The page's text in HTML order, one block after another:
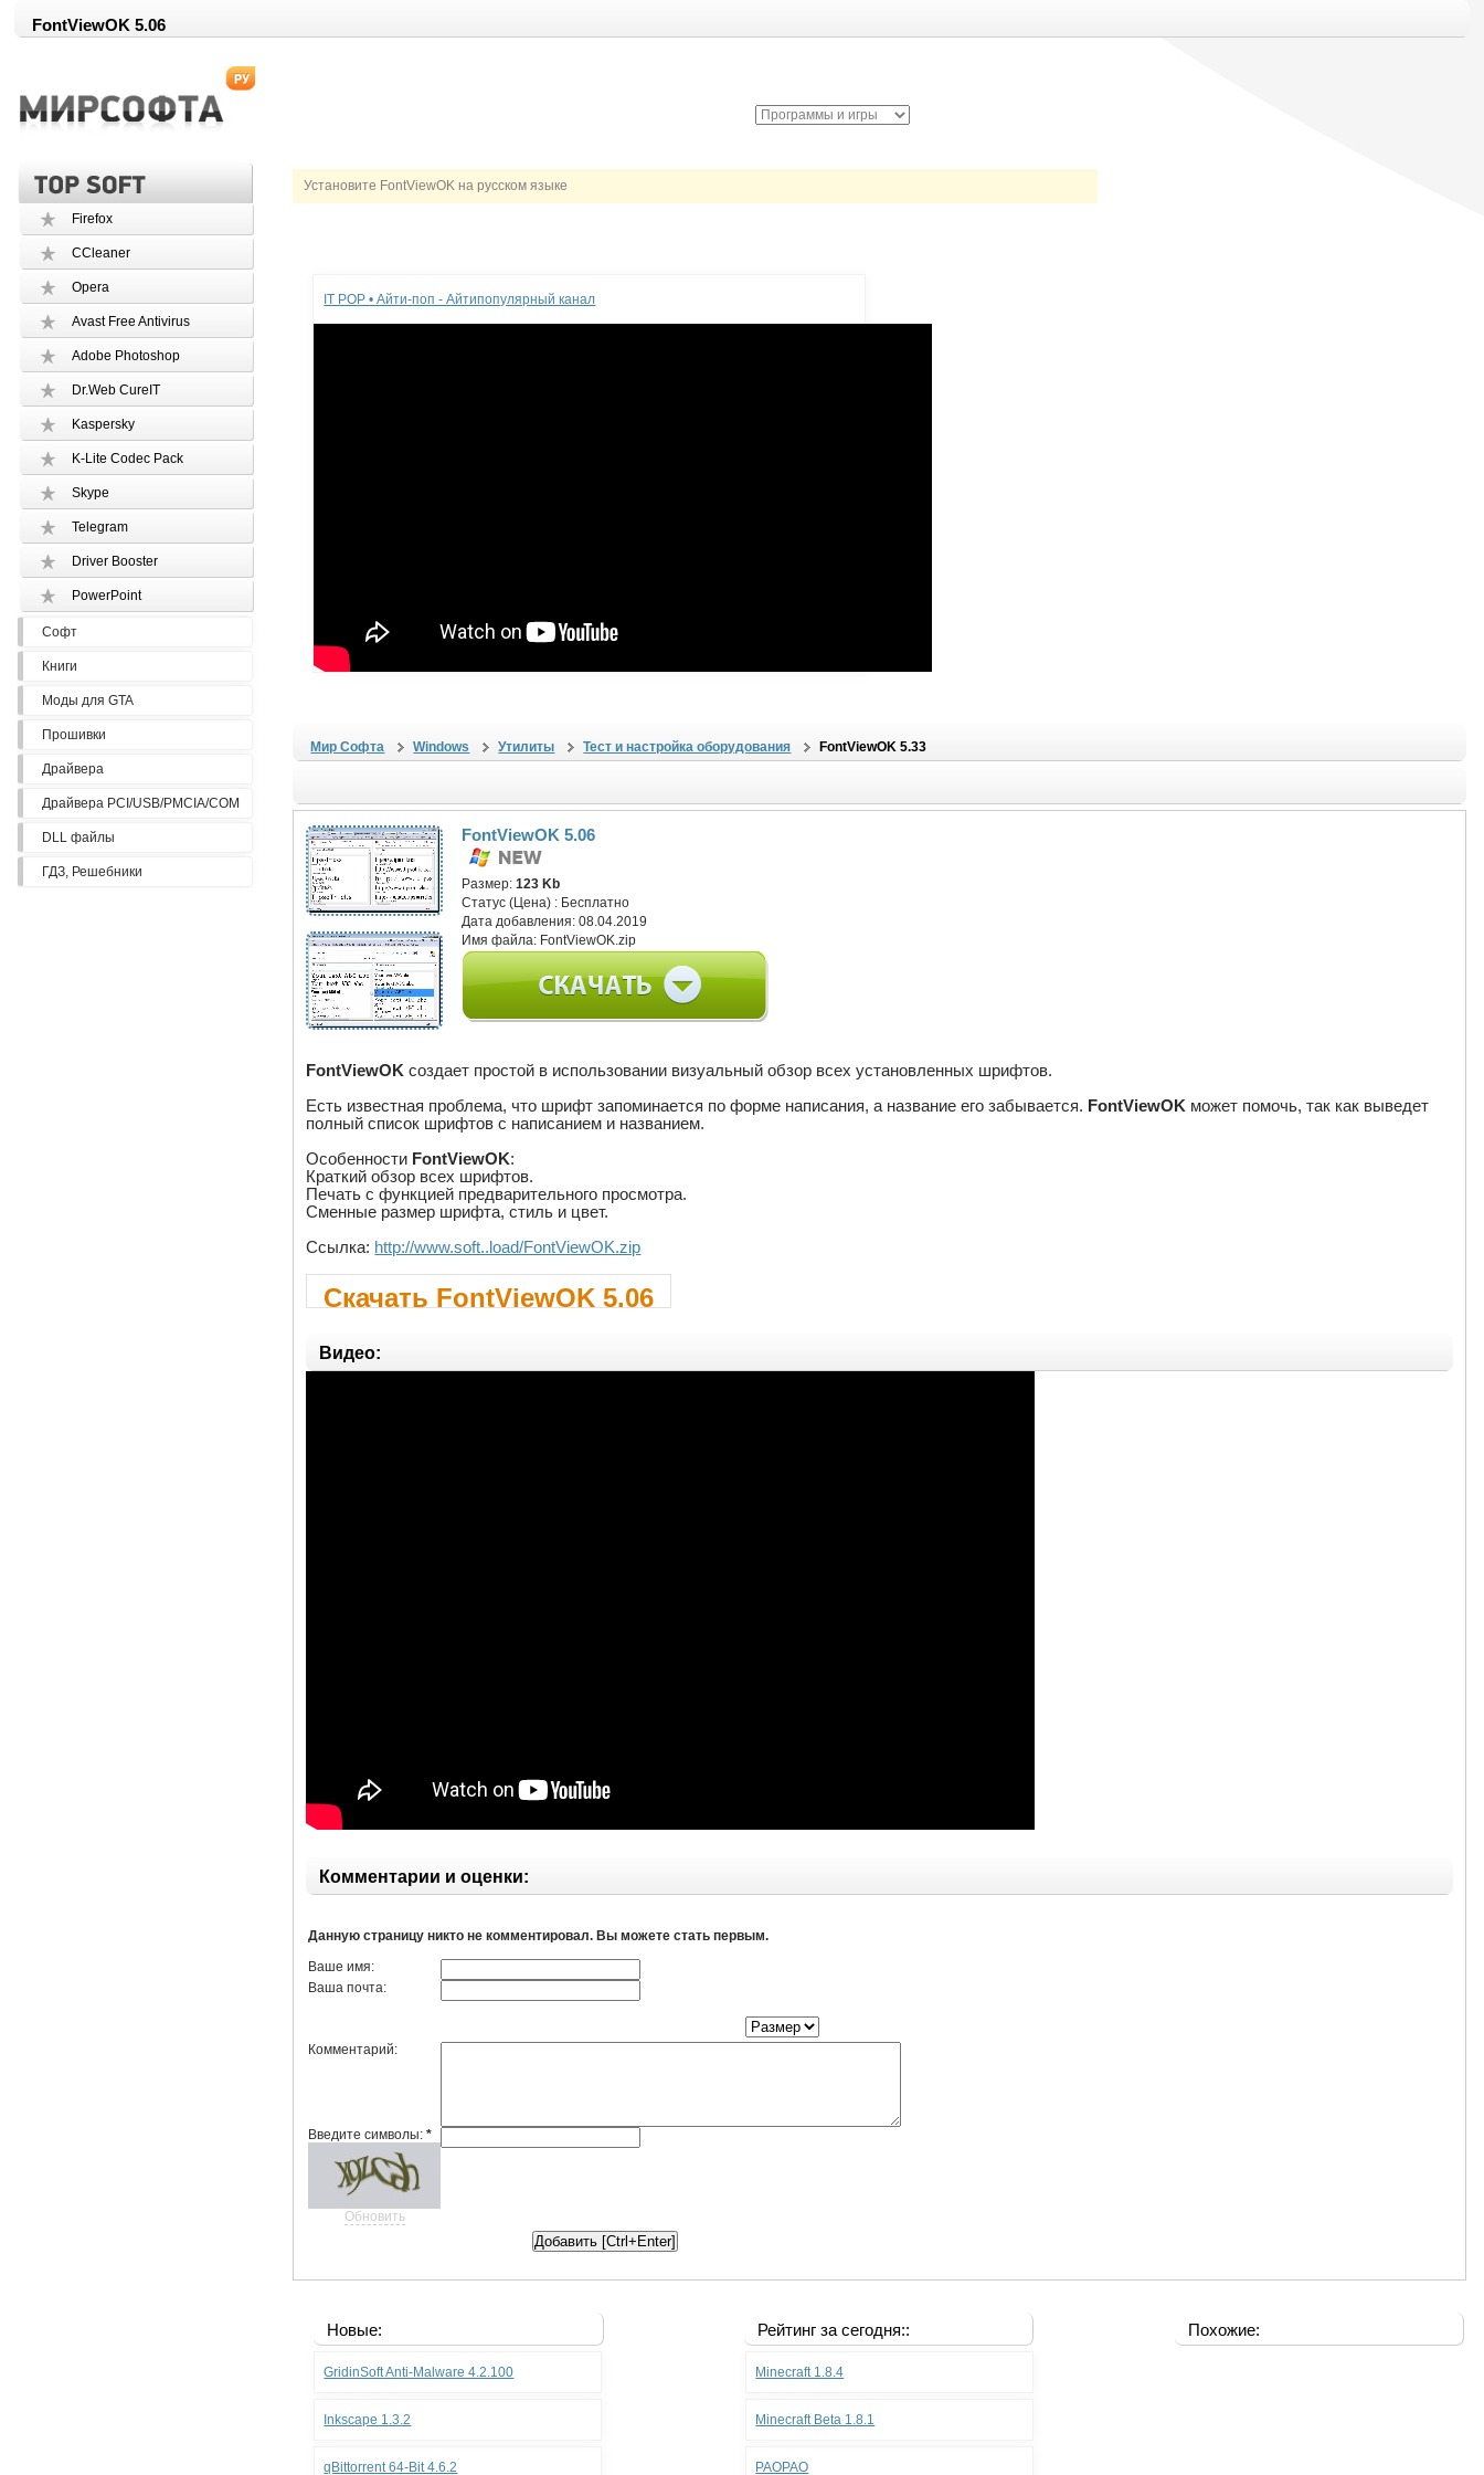
FontViewOK 5.06
Установите FontViewOK на русском языке
Firefox
CCleaner
Opera
Avast Free Antivirus
Adobe Photoshop
Dr.Web CureIT
Kaspersky
K-Lite Codec Pack
Skype
Telegram
Driver Booster
PowerPoint
Софт
Книги
Моды для GTA
Прошивки
Драйвера
Драйвера PCI/USB/PMCIA/COM
DLL файлы
ГДЗ, Решебники
IT POP • Айти-поп - Айтипопулярный канал
Мир Софта Windows Утилиты Тест и настройка оборудования FontViewOK 5.33
FontViewOK 5.06
Размер:123 Kb
Статус (Цена) : Бесплатно
Дата добавления:08.04.2019
Имя файла: FontViewOK.zip
FontViewOK создает простой в использовании визуальный обзор всех установленных шрифтов.
Есть известная проблема, что шрифт запоминается по форме написания, а название его забывается. FontViewOK может помочь, так как выведет
полный список шрифтов с написанием и названием.
Особенности FontViewOK:
Краткий обзор всех шрифтов.
Печать с функцией предварительного просмотра.
Сменные размер шрифта, стиль и цвет.
Ссылка: http://www.soft..load/FontViewOK.zip
Скачать FontViewOK 5.06
Видео:
Комментарии и оценки:
Данную страницу никто не комментировал. Вы можете стать первым.
Ваше имя:
Ваша почта:
Комментарий:
Введите символы:*
Обновить
Новые:
GridinSoft Anti-Malware 4.2.100
Inkscape 1.3.2
qBittorrent 64-Bit 4.6.2
Рейтинг за сегодня::
Minecraft 1.8.4
Minecraft Beta 1.8.1
PAOPAO
Похожие: